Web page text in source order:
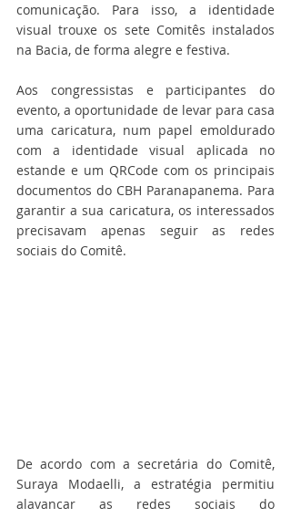
comunicação. Para isso, a identidade
visual trouxe os sete Comitês instalados
na Bacia, de forma alegre e festiva.
Aos congressistas e participantes do
evento, a oportunidade de levar para casa
uma caricatura, num papel emoldurado
com a identidade visual aplicada no
estande e um QRCode com os principais
documentos do CBH Paranapanema. Para
garantir a sua caricatura, os interessados
precisavam apenas seguir as redes
sociais do Comitê.
De acordo com a secretária do Comitê,
Suraya Modaelli, a estratégia permitiu
alavancar as redes sociais do